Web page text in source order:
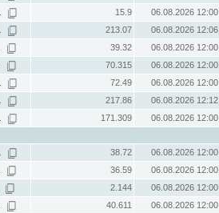
15.9
06.08.2026 12:00
213.07
06.08.2026 12:06
39.32
06.08.2026 12:00
70.315
06.08.2026 12:00
72.49
06.08.2026 12:00
217.86
06.08.2026 12:12
171.309
06.08.2026 12:00
38.72
06.08.2026 12:00
36.59
06.08.2026 12:00
2.144
06.08.2026 12:00
40.611
06.08.2026 12:00